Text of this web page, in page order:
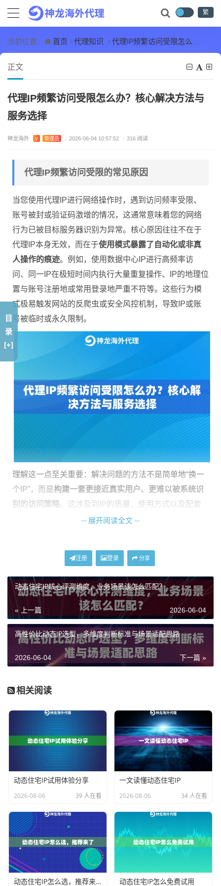
繁
当前位置： 首页 代理知识 代理IP频繁访问受限怎么办？核心解决方法与服务选择
正文
代理IP频繁访问受限怎么办？核心解决方法与
服务选择
神龙海外 V 管理员 / 2026-06-04 10:57:52 / 316 阅读
代理IP频繁访问受限的常见原因
当您使用代理IP进行网络操作时，遇到访问频率受限、
账号被封或验证码激增的情况，这通常意味着您的网络
行为已被目标服务器识别为异常。核心原因往往不在于
代理IP本身无效，而在于使用模式暴露了自动化或非真
人操作的痕迹。例如，使用数据中心IP进行高频率访
问、同一IP在极短时间内执行大量重复操作、IP的地理位
置与账号注册地或常用登录地严重不符等。这些行为模
式极易触发网站的反爬虫或安全风控机制，导致IP或账
号被临时或永久限制。
理解这一点至关重要：解决问题的方法不是简单地“换一
个IP”，而是构建一套更接近真实用户、更难以被系统识
别的访问策略 。这涉及到IP的质量、使用方式以及配套
面着手，而不仅仅是寻找一个可用的代理地址。
1. 选用高匿名性与高可信度的IP类型 ：这是基础中的基
础。目标网站会检测IP的来源。数据中心IP（机房IP）由
于被大量用户集中使用，极易被标记和封禁。相比之
来源于真实的家庭宽带网络，其IP段归属于当
地互联网服务提供商（ISP），在目标服务器看来，这就
风控系统直接拦截的概率。
2. 引入动态轮换机制
：即使使用优质住宅IP，长时间用
同一个IP进行高频操作也风险巨大。动态IP服务允许您设
置一个会话时长（例如10分钟、30分钟），时间一到自
动切换到同一地区的新IP。这种模式模拟了用户断线重
3. 模拟真人行为模式
括：控制访问频率与间隔，在请求间加入随机延时，避
免机械式的固定时间间隔；
模拟完整的用户会话
只是执行单一动作（如下载或提交）；以及
和浏览器指纹，确保每次会话或每个账号使用独立的、
-- 展开阅读全文 --
注册 登录 分享
动态住宅IP核心评测维度，业务场景该怎么匹配？
« 上一篇 2026-06-04
高性价比动态IP选型，多维度判断标准与场景适配思路
下一篇 »
2026-06-04
相关阅读
动态住宅IP试用体验分享
2026-08-06 39 人在看
一文读懂动态住宅IP
2026-08-06 34 人在看
动态住宅IP怎么选，推荐来了 动态住宅IP怎么免费试用
目
录
[+]